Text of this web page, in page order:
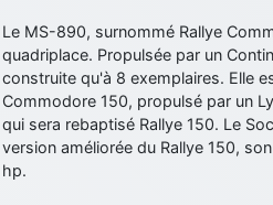
d9pouces: En espérant n’avoir
au passage !
d9pouces: j'ai trouvé un palliatif un
un peu mieux
d9pouces: cette fois, c'est le Brésil
par terre
Le MS-890, surnommé Rallye
quadriplace. Propulsée par un
construite qu'à 8 exemplaires. Elle
Commodore 150, propulsé par un
qui sera rebaptisé Rallye 150. Le
version améliorée du Rallye 150,
hp.